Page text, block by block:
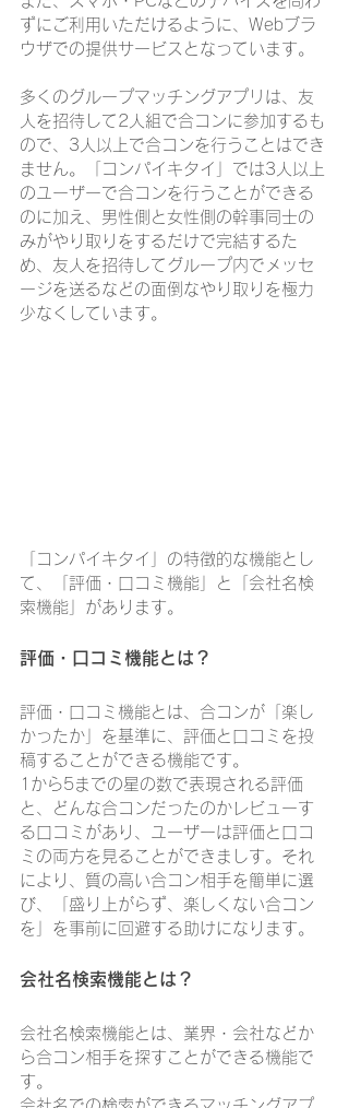
ずにご利用いただけるように、Webブラ
ウザでの提供サービスとなっています。
多くのグループマッチングアプリは、友
人を招待して2人組で合コンに参加するも
ので、3人以上で合コンを行うことはでき
ません。「コンパイキタイ」では3人以上
のユーザーで合コンを行うことができる
のに加え、男性側と女性側の幹事同士の
みがやり取りをするだけで完結するた
め、友人を招待してグループ内でメッセ
ージを送るなどの面倒なやり取りを極力
少なくしています。
「コンパイキタイ」の特徴的な機能とし
て、「評価・口コミ機能」と「会社名検
索機能」があります。
評価・口コミ機能とは？
評価・口コミ機能とは、合コンが「楽し
かったか」を基準に、評価と口コミを投
稿することができる機能です。
1から5までの星の数で表現される評価
と、どんな合コンだったのかレビューす
る口コミがあり、ユーザーは評価と口コ
ミの両方を見ることができましす。それ
により、質の高い合コン相手を簡単に選
び、「盛り上がらず、楽しくない合コン
を」を事前に回避する助けになります。
会社名検索機能とは？
会社名検索機能とは、業界・会社などか
ら合コン相手を探すことができる機能で
す。